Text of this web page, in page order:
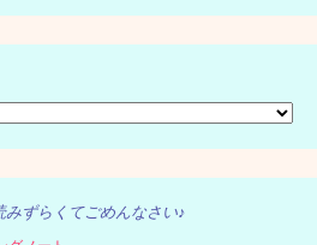
ずらくてごめんなさい♪